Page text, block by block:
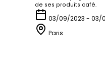
de ses produits café.
03/09/2023 - 03/
Paris